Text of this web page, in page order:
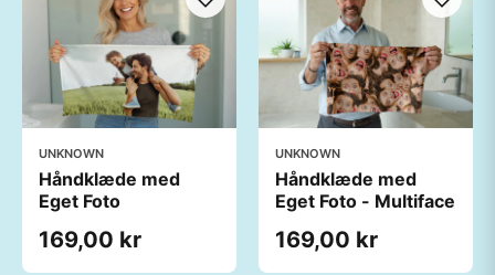
UNKNOWN
Håndklæde med
Eget Foto
169,00 kr
UNKNOWN
Håndklæde med
Eget Foto - Multiface
169,00 kr